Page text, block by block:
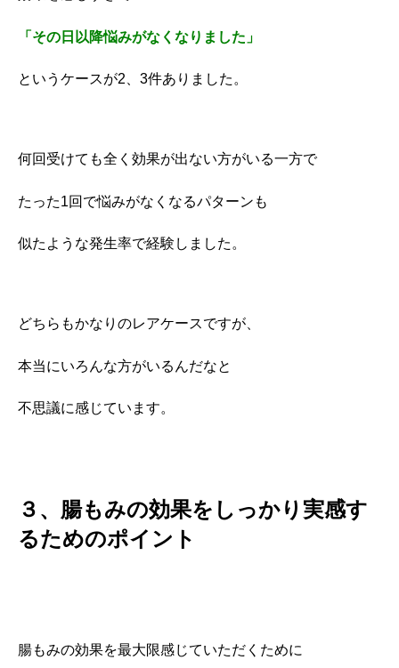
「その日以降悩みがなくなりました」
というケースが2、3件ありました。
何回受けても全く効果が出ない方がいる一方で
たった1回で悩みがなくなるパターンも
似たような発生率で経験しました。
どちらもかなりのレアケースですが、
本当にいろんな方がいるんだなと
不思議に感じています。
３、腸もみの効果をしっかり実感す
るためのポイント
腸もみの効果を最大限感じていただくために